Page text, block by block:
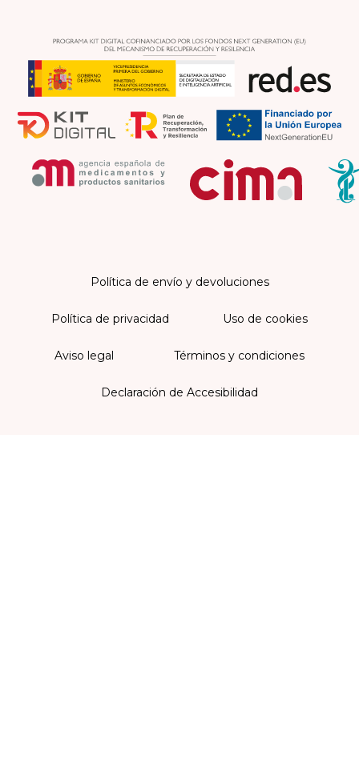
Política de envío y devoluciones
Política de privacidad Uso de cookies
Aviso legal Términos y condiciones
Declaración de Accesibilidad